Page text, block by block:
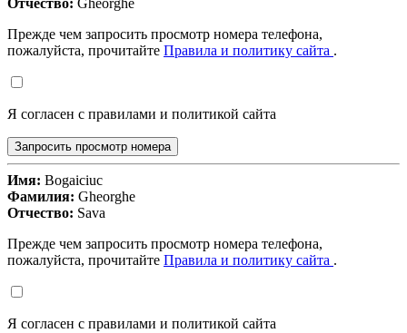
Отчество: Gheorghe
Прежде чем запросить просмотр номера телефона,
пожалуйста, прочитайте Правила и политику сайта .
Я согласен с правилами и политикой сайта
Запросить просмотр номера
Имя: Bogaiciuc
Фамилия: Gheorghe
Отчество: Sava
Прежде чем запросить просмотр номера телефона,
пожалуйста, прочитайте Правила и политику сайта .
Я согласен с правилами и политикой сайта